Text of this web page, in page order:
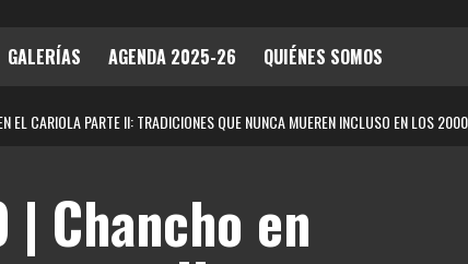
GALERÍAS AGENDA 2025-26 QUIÉNES SOMOS
EL CARIOLA PARTE II: TRADICIONES QUE NUNCA MUEREN INCLUSO EN LOS
| Chancho en